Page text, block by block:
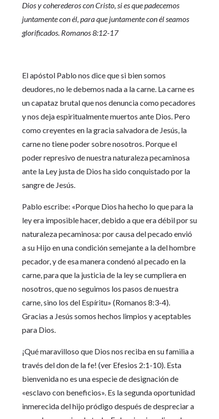
Dios y coherederos con Cristo, si es que padecemos
juntamente con él, para que juntamente con él seamos
glorificados. Romanos 8:12-17
El apóstol Pablo nos dice que si bien somos
deudores, no le debemos nada a la carne. La carne es
un capataz brutal que nos denuncia como pecadores
y nos deja espiritualmente muertos ante Dios. Pero
como creyentes en la gracia salvadora de Jesús, la
carne no tiene poder sobre nosotros. Porque el
poder represivo de nuestra naturaleza pecaminosa
ante la Ley justa de Dios ha sido conquistado por la
sangre de Jesús.
Pablo escribe: «Porque Dios ha hecho lo que para la
ley era imposible hacer, debido a que era débil por su
naturaleza pecaminosa: por causa del pecado envió
a su Hijo en una condición semejante a la del hombre
pecador, y de esa manera condenó al pecado en la
carne, para que la justicia de la ley se cumpliera en
nosotros, que no seguimos los pasos de nuestra
carne, sino los del Espíritu» (Romanos 8:3-4).
Gracias a Jesús somos hechos limpios y aceptables
para Dios.
¡Qué maravilloso que Dios nos reciba en su familia a
través del don de la fe! (ver Efesios 2:1-10). Esta
bienvenida no es una especie de designación de
«esclavo con beneficios». Es la segunda oportunidad
inmerecida del hijo pródigo después de despreciar a